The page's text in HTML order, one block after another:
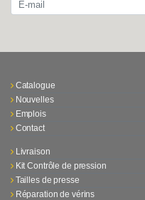
Catalogue
Nouvelles
Emplois
Contact
Livraison
Kit Contrôle de pression
Tailles de presse
Réparation de vérins